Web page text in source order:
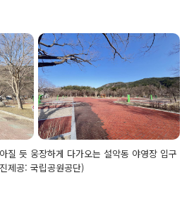
질 듯 웅장하게 다가오는 설악동 야영장 입구
제공: 국립공원공단)